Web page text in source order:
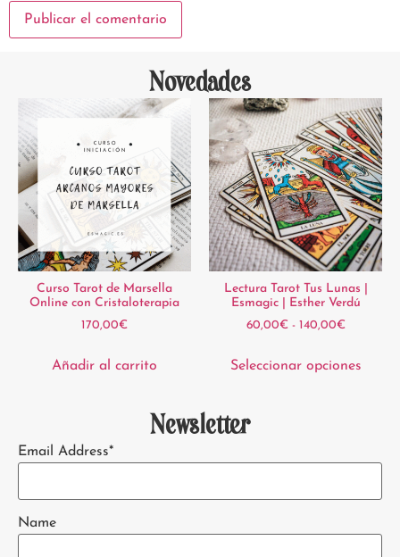
Novedades
Curso Tarot de Marsella
Online con Cristaloterapia
170,00€
Añadir al carrito
Lectura Tarot Tus Lunas |
Esmagic | Esther Verdú
60,00€ - 140,00€
Seleccionar opciones
Newsletter
Email Address*
Name